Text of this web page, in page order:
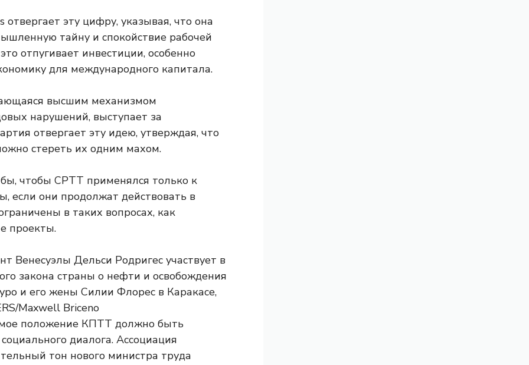
эту цифру, указывая, что она
тайну и спокойствие рабочей
отпугивает инвестиции, особенно
для международного капитала.
высшим механизмом
нарушений, выступает за
отвергает эту идею, утверждая, что
стереть их одним махом.
чтобы CPTT применялся только к
если они продолжат действовать в
в таких вопросах, как
проекты.
положение КПТТ должно быть
диалога. Ассоциация
тон нового министра труда